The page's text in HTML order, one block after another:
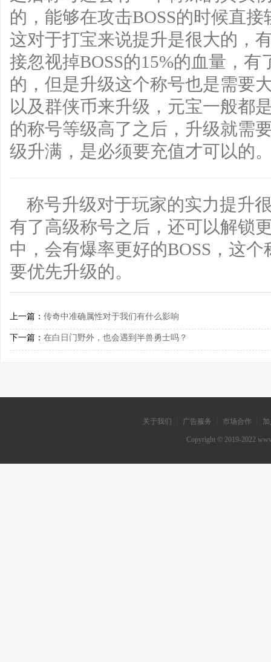
的，能够在攻击BOSS的时候直
这对于打宝来说提升是很大的，
接忽视掉BOSS的15%的血量，
的，但是升级这个称号也是需要
以及群侠币来升级，元宝一般都
的称号等级高了之后，升级就需
级升满，是必须要充值才可以的
称号升级对于玩家的实力提升
有了高级称号之后，还可以解锁
中，会有爆率更好的BOSS，这
要优先升级的。
上一篇： 传奇中准确属性对于我们有什么影响
下一篇： 在白日门野外，也会遇到半兽勇士吗？
关于我们 ┊ 广告服务 ┊ 市场合作 ┊
Copyright © 2019-2022